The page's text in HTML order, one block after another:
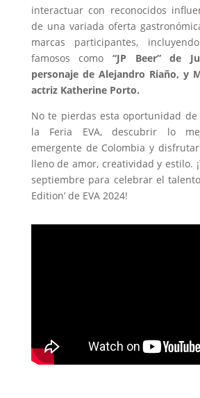
interactuar con reconocidos
de una variada oferta
marcas participantes,
famosos como “JP Beer” de
personaje de Alejandro Riaño, y
actriz Katherine Porto.
No te pierdas esta oportunidad
la Feria EVA, descubrir lo
emergente de Colombia y
lleno de amor, creatividad y estilo.
septiembre para celebrar el
Edition’ de EVA 2024!